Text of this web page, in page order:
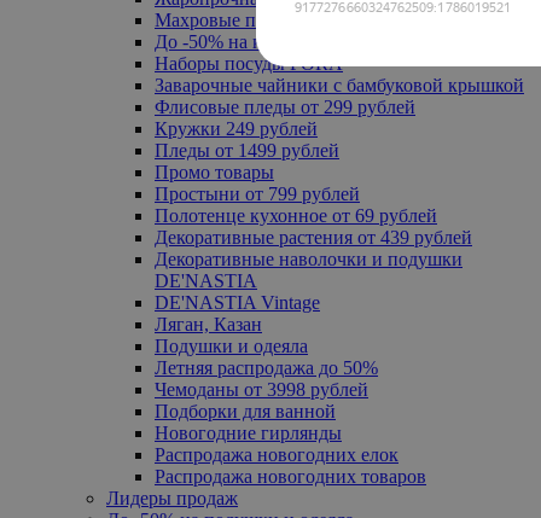
Махровые полотенца
До -50% на ковры
Наборы посуды FORA
Заварочные чайники с бамбуковой крышкой
Флисовые пледы от 299 рублей
Кружки 249 рублей
Пледы от 1499 рублей
Промо товары
Простыни от 799 рублей
Полотенце кухонное от 69 рублей
Декоративные растения от 439 рублей
Декоративные наволочки и подушки
DE'NASTIA
DE'NASTIA Vintage
Ляган, Казан
Подушки и одеяла
Летняя распродажа до 50%
Чемоданы от 3998 рублей
Подборки для ванной
Новогодние гирлянды
Распродажа новогодних елок
Распродажа новогодних товаров
Лидеры продаж